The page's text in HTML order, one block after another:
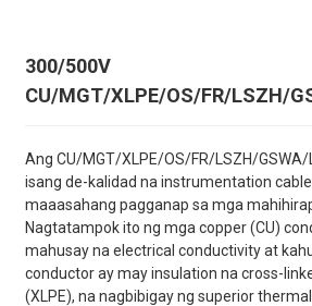
300/500V
CU/MGT/XLPE/OS/FR/LSZH/
Ang CU/MGT/XLPE/OS/FR/LSZH/GSWA/
isang de-kalidad na instrumentation
maaasahang pagganap sa mga
Nagtatampok ito ng mga copper (CU)
mahusay na electrical conductivity at
conductor ay may insulation na cross-
(XLPE), na nagbibigay ng superior